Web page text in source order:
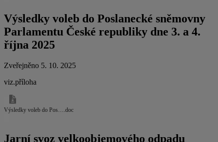
Výsledky voleb do Poslanecké sněmovny
Parlamentu České republiky dne 3. a 4.
října 2025
Zveřejněno 5. 10. 2025
viz.příloha
Výsledky voleb do Pos….doc
Jarní svoz velkoobjemového odpadu